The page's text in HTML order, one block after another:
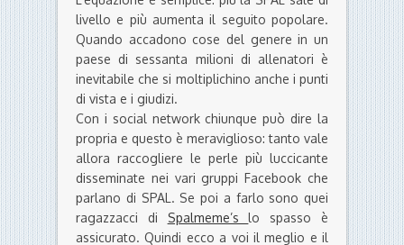
L’equazione è semplice: più la SPAL sale di
livello e più aumenta il seguito popolare.
Quando accadono cose del genere in un
paese di sessanta milioni di allenatori è
inevitabile che si moltiplichino anche i punti
di vista e i giudizi.